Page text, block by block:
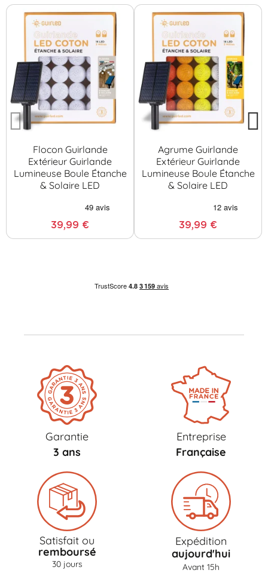
Flocon Guirlande
Extérieur Guirlande
Lumineuse Boule Étanche
& Solaire LED
39,99 €
Agrume Guirlande
Extérieur Guirlande
Lumineuse Boule Étanche
& Solaire LED
39,99 €
Garantie
3 ans
Entreprise
Française
Satisfait ou
remboursé
30 jours
Expédition
aujourd'hui
Avant 15h